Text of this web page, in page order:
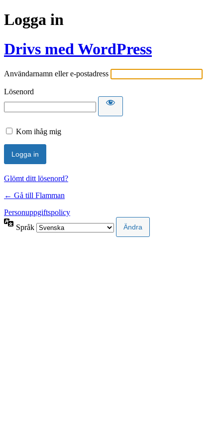
Logga in
Drivs med WordPress
Användarnamn eller e-postadress
Lösenord
Kom ihåg mig
Glömt ditt lösenord?
← Gå till Flamman
Personuppgiftspolicy
Språk